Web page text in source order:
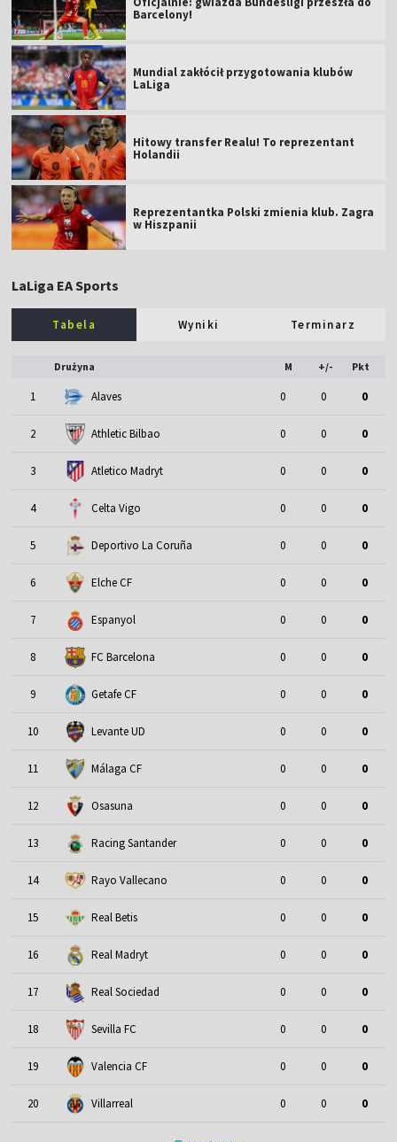
Barcelony!
Mundial zakłócił przygotowania klubów
LaLiga
Hitowy transfer Realu! To reprezentant
Holandii
Reprezentantka Polski zmienia klub. Zagra
w Hiszpanii
LaLiga EA Sports
Tabela Wyniki Terminarz
Drużyna M +/- Pkt
1 Alaves 0 0 0
2 Athletic Bilbao 0 0 0
3 Atletico Madryt 0 0 0
4 Celta Vigo 0 0 0
5 Deportivo La Coruña 0 0 0
6 Elche CF 0 0 0
7 Espanyol 0 0 0
8 FC Barcelona 0 0 0
9 Getafe CF 0 0 0
10 Levante UD 0 0 0
11 Málaga CF 0 0 0
12 Osasuna 0 0 0
13 Racing Santander 0 0 0
14 Rayo Vallecano 0 0 0
15 Real Betis 0 0 0
16 Real Madryt 0 0 0
17 Real Sociedad 0 0 0
18 Sevilla FC 0 0 0
19 Valencia CF 0 0 0
20 Villarreal 0 0 0